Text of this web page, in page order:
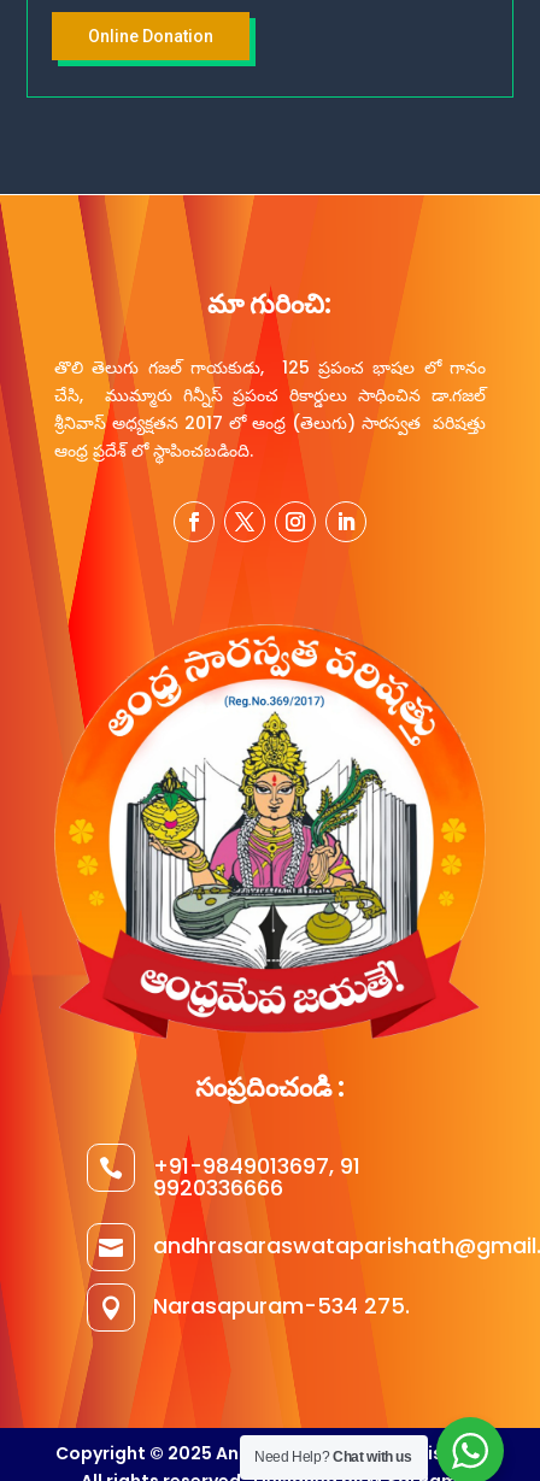
Online Donation
మా గురించి:
తొలి తెలుగు గజల్ గాయకుడు, 125 ప్రపంచ భాషల లో గానం
చేసి, ముమ్మారు గిన్నీస్ ప్రపంచ రికార్డులు సాధించిన డా.గజల్
శ్రీనివాస్ అధ్యక్షతన 2017 లో ఆంధ్ర (తెలుగు) సారస్వత పరిషత్తు
ఆంధ్ర ప్రదేశ్ లో స్థాపించబడింది.
సంప్రదించండి :
 +91-9849013697, 91
9920336666

 Narasapuram-534 275.
Copyright © 2025 Andhra Saraswatha Parishath
Need Help?Chat with us